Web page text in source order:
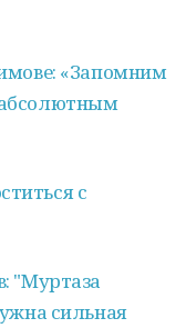
«Запомним
с
"Муртаза
сильная